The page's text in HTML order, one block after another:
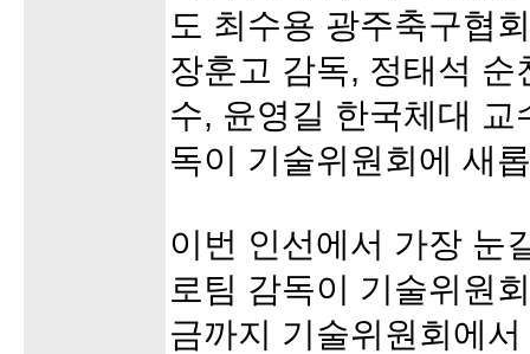
도 최수용 광주축구협
장훈고 감독, 정태석
수, 윤영길 한국체대
독이 기술위원회에 새
이번 인선에서 가장 눈
로팀 감독이 기술위원
금까지 기술위원회에